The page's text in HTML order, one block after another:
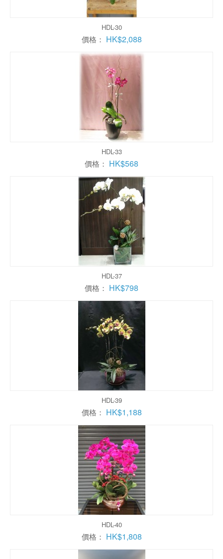
HDL-30
價格： HK$2,088
HDL-33
價格： HK$568
HDL-37
價格： HK$798
HDL-39
價格： HK$1,188
HDL-40
價格： HK$1,808